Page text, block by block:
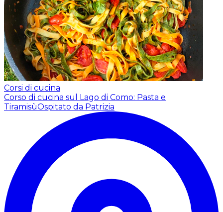
Corsi di cucina
Corso di cucina sul Lago di Como: Pasta e
TiramisùOspitato da Patrizia